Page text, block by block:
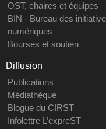
OST, chaires et équipes
BIN - Bureau des
numériques
Bourses et soutien
Diffusion
Publications
Médiathèque
Blogue du CIRST
Infolettre L’expreST